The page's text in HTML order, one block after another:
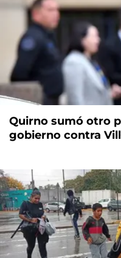
Quirno sumó otro
gobierno contra